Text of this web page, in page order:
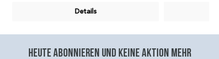
Details
Heute abonnieren und keine aktion mehr